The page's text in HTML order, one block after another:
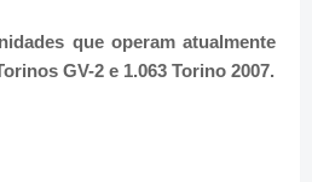
que operam atualmente
GV-2 e 1.063 Torino 2007.